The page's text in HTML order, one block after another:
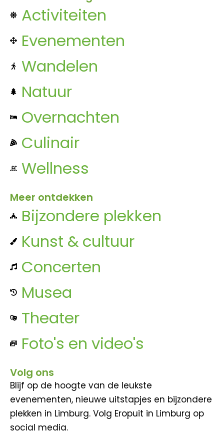
Activiteiten
Evenementen
Wandelen
Natuur
Overnachten
Culinair
Wellness
Meer ontdekken
Bijzondere plekken
Kunst & cultuur
Concerten
Musea
Theater
Foto's en video's
Volg ons
Blijf op de hoogte van de leukste
evenementen, nieuwe uitstapjes en bijzondere
plekken in Limburg. Volg Eropuit in Limburg op
social media.